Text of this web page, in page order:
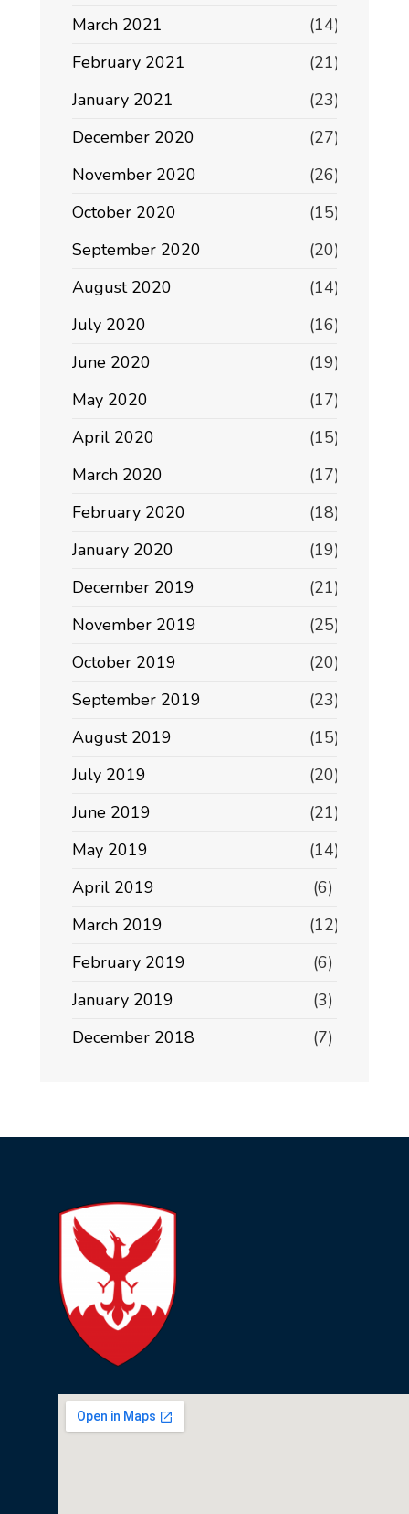
March 2021
(14)
February 2021
(21)
January 2021
(23)
December 2020
(27)
November 2020
(26)
October 2020
(15)
September 2020
(20)
August 2020
(14)
July 2020
(16)
June 2020
(19)
May 2020
(17)
April 2020
(15)
March 2020
(17)
February 2020
(18)
January 2020
(19)
December 2019
(21)
November 2019
(25)
October 2019
(20)
September 2019
(23)
August 2019
(15)
July 2019
(20)
June 2019
(21)
May 2019
(14)
April 2019
(6)
March 2019
(12)
February 2019
(6)
January 2019
(3)
December 2018
(7)